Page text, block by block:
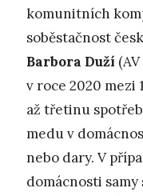
komunitních
soběstačnost
Barbora Duží
v roce 2020 mezi
až třetinu
medu v
nebo dary. V
domácnosti